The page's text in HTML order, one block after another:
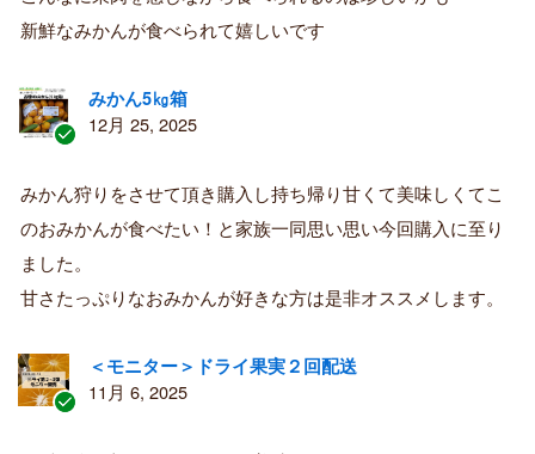
新鮮なみかんが食べられて嬉しいです
証
済
み
購
者
みかん5㎏箱
12月 25, 2025
みかん狩りをさせて頂き購入し持ち帰り甘くて美味しくてこ
のおみかんが食べたい！と家族一同思い思い今回購入に至り
ました。
甘さたっぷりなおみかんが好きな方は是非オススメします。
＜モニター＞ドライ果実２回配送
11月 6, 2025